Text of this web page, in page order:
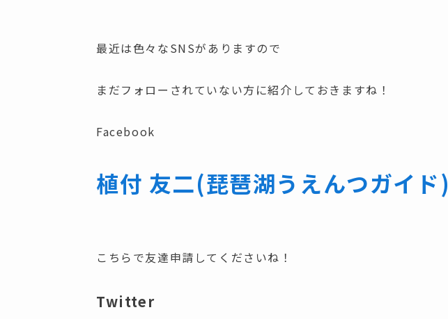
最近は色々なSNSがありますので
まだフォローされていない方に紹介しておきますね！
Facebook
植付 友二(琵琶湖うえんつガイド)
こちらで友達申請してくださいね！
Twitter